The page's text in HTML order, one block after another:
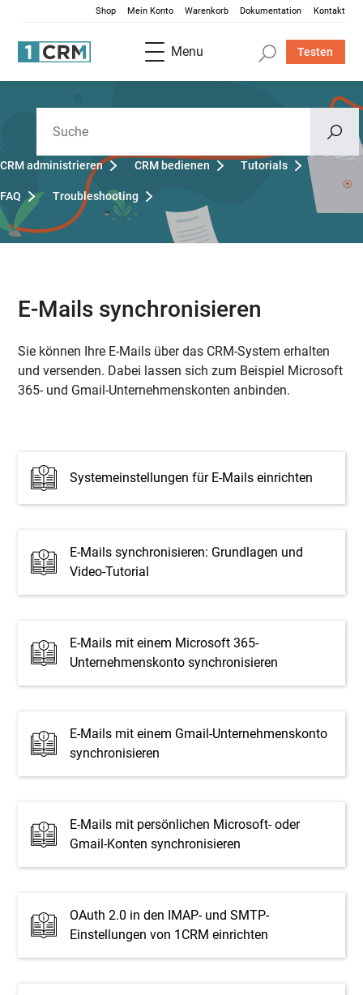
Shop Mein Konto Warenkorb Dokumentation Kontakt
Menu Testen
CRM administrieren CRM bedienen Tutorials
FAQ Troubleshooting
E-Mails synchronisieren
Sie können Ihre E-Mails über das CRM-System erhalten
und versenden. Dabei lassen sich zum Beispiel Microsoft
365- und Gmail-Unternehmenskonten anbinden.
Systemeinstellungen für E-Mails einrichten
E-Mails synchronisieren: Grundlagen und
Video-Tutorial
E-Mails mit einem Microsoft 365-
Unternehmenskonto synchronisieren
E-Mails mit einem Gmail-Unternehmenskonto
synchronisieren
E-Mails mit persönlichen Microsoft- oder
Gmail-Konten synchronisieren
OAuth 2.0 in den IMAP- und SMTP-
Einstellungen von 1CRM einrichten